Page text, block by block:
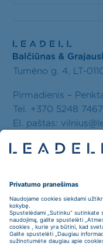
Tumėno g. 4, LT-
Pirmadienis –
Tel. +370 5248 7467
El. paštas: